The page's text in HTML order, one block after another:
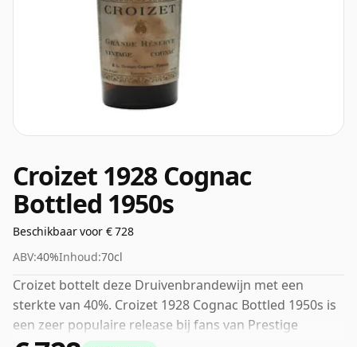
Croizet 1928 Cognac
Bottled 1950s
Beschikbaar voor € 728
ABV:40%Inhoud:70cl
Croizet bottelt deze Druivenbrandewijn met een
sterkte van 40%. Croizet 1928 Cognac Bottled 1950s is
een zeer populaire release bij fans van Prestige